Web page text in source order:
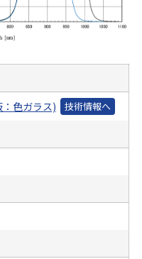
色ガラス)